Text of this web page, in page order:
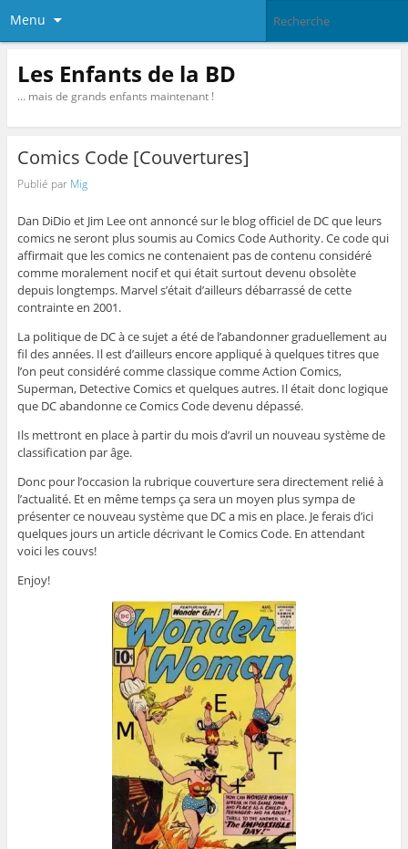
Menu
Les Enfants de la BD
… mais de grands enfants maintenant !
Comics Code [Couvertures]
Publié par Mig
Dan DiDio et Jim Lee ont annoncé sur le blog officiel de DC que leurs
comics ne seront plus soumis au Comics Code Authority. Ce code qui
affirmait que les comics ne contenaient pas de contenu considéré
comme moralement nocif et qui était surtout devenu obsolète
depuis longtemps. Marvel s’était d’ailleurs débarrassé de cette
contrainte en 2001.
La politique de DC à ce sujet a été de l’abandonner graduellement au
fil des années. Il est d’ailleurs encore appliqué à quelques titres que
l’on peut considéré comme classique comme Action Comics,
Superman, Detective Comics et quelques autres. Il était donc logique
que DC abandonne ce Comics Code devenu dépassé.
Ils mettront en place à partir du mois d’avril un nouveau système de
classification par âge.
Donc pour l’occasion la rubrique couverture sera directement relié à
l’actualité. Et en même temps ça sera un moyen plus sympa de
présenter ce nouveau système que DC a mis en place. Je ferais d’ici
quelques jours un article décrivant le Comics Code. En attendant
voici les couvs!
Enjoy!